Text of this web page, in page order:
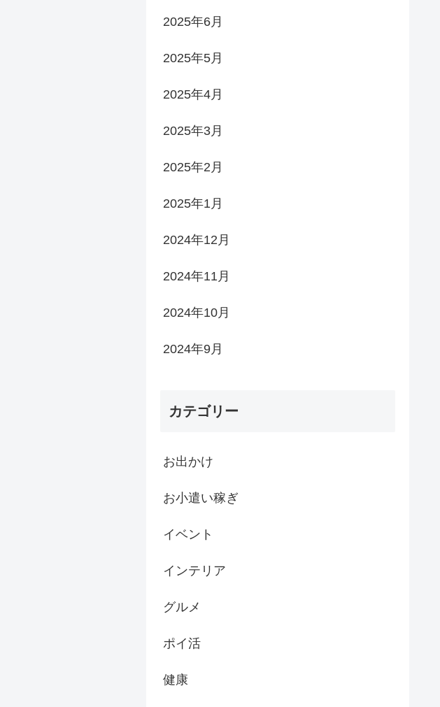
2025年6月
2025年5月
2025年4月
2025年3月
2025年2月
2025年1月
2024年12月
2024年11月
2024年10月
2024年9月
カテゴリー
お出かけ
お小遣い稼ぎ
イベント
インテリア
グルメ
ポイ活
健康